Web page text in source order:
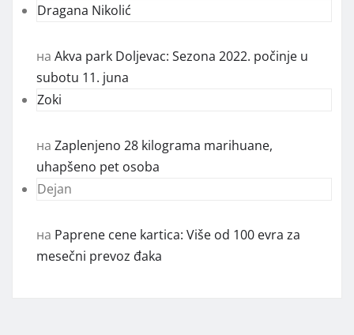
Dragana Nikolić
на Akva park Doljevac: Sezona 2022. počinje u
subotu 11. juna
Zoki
на Zaplenjeno 28 kilograma marihuane,
uhapšeno pet osoba
Dejan
на Paprene cene kartica: Više od 100 evra za
mesečni prevoz đaka